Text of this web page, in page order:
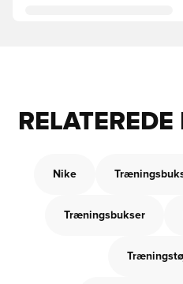
Nike
Træningsbukser